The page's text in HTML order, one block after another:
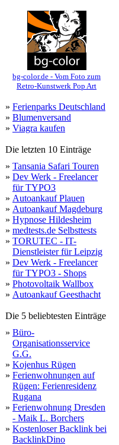
bg-color.de - Vom Foto zum
Retro-Kunstwerk Pop Art
» Ferienparks Deutschland
» Blumenversand
» Viagra kaufen
Die letzten 10 Einträge
» Tansania Safari Touren
» Dev Werk - Freelancer
für TYPO3
» Autoankauf Plauen
» Autoankauf Magdeburg
» Hypnose Hildesheim
» medtests.de Selbsttests
» TORUTEC - IT-
Dienstleister für Leipzig
» Dev Werk - Freelancer
für TYPO3 - Shops
» Photovoltaik Wallbox
» Autoankauf Geesthacht
Die 5 beliebtesten Einträge
» Büro-
Organisationsservice
G.G.
» Kojenhus Rügen
» Ferienwohnungen auf
Rügen: Ferienresidenz
Rugana
» Ferienwohnung Dresden
- Maik L. Borchers
» Kostenloser Backlink bei
BacklinkDino